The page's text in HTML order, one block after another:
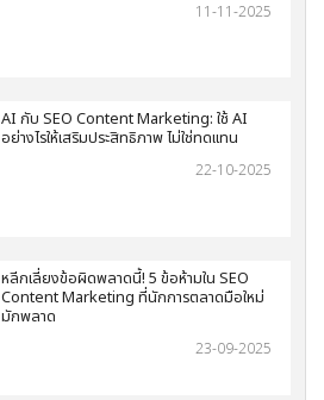
11-11-2025
AI กับ SEO Content Marketing: ใช้ AI
อย่างไรให้เสริมประสิทธิภาพ ไม่ใช่ทดแทน
22-10-2025
หลีกเลี่ยงข้อผิดพลาดนี้! 5 ข้อห้ามใน SEO
Content Marketing ที่นักการตลาดมือใหม่
มักพลาด
23-09-2025